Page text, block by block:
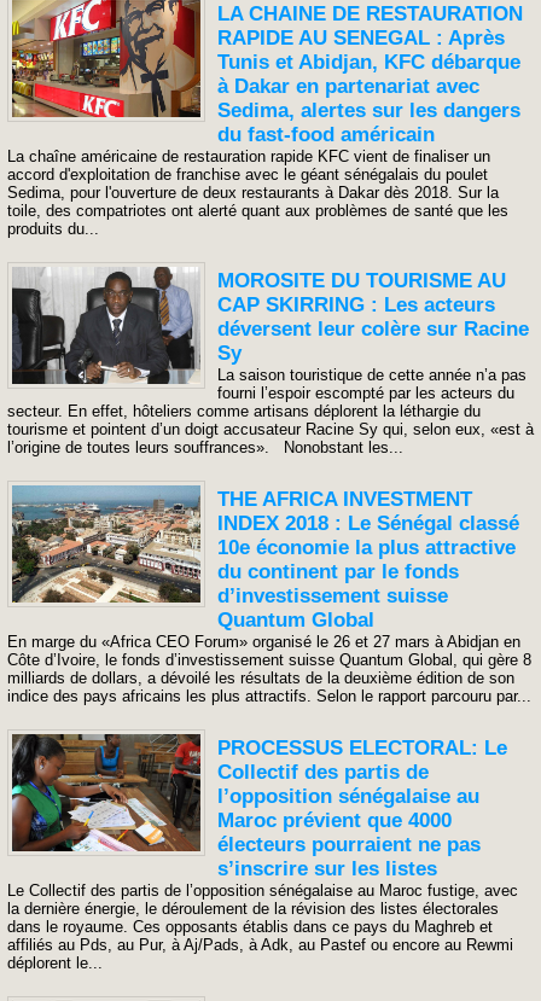
LA CHAINE DE RESTAURATION
RAPIDE AU SENEGAL : Après
Tunis et Abidjan, KFC débarque
à Dakar en partenariat avec
Sedima, alertes sur les dangers
du fast-food américain
La chaîne américaine de restauration rapide KFC vient de finaliser un
accord d'exploitation de franchise avec le géant sénégalais du poulet
Sedima, pour l'ouverture de deux restaurants à Dakar dès 2018. Sur la
toile, des compatriotes ont alerté quant aux problèmes de santé que les
produits du...
MOROSITE DU TOURISME AU
CAP SKIRRING : Les acteurs
déversent leur colère sur Racine
Sy
La saison touristique de cette année n’a pas
fourni l’espoir escompté par les acteurs du
secteur. En effet, hôteliers comme artisans déplorent la léthargie du
tourisme et pointent d’un doigt accusateur Racine Sy qui, selon eux, «est à
l’origine de toutes leurs souffrances». Nonobstant les...
THE AFRICA INVESTMENT
INDEX 2018 : Le Sénégal classé
10e économie la plus attractive
du continent par le fonds
d’investissement suisse
Quantum Global
En marge du «Africa CEO Forum» organisé le 26 et 27 mars à Abidjan en
Côte d’Ivoire, le fonds d’investissement suisse Quantum Global, qui gère 8
milliards de dollars, a dévoilé les résultats de la deuxième édition de son
indice des pays africains les plus attractifs. Selon le rapport parcouru par...
PROCESSUS ELECTORAL: Le
Collectif des partis de
l’opposition sénégalaise au
Maroc prévient que 4000
électeurs pourraient ne pas
s’inscrire sur les listes
Le Collectif des partis de l’opposition sénégalaise au Maroc fustige, avec
la dernière énergie, le déroulement de la révision des listes électorales
dans le royaume. Ces opposants établis dans ce pays du Maghreb et
affiliés au Pds, au Pur, à Aj/Pads, à Adk, au Pastef ou encore au Rewmi
déplorent le...